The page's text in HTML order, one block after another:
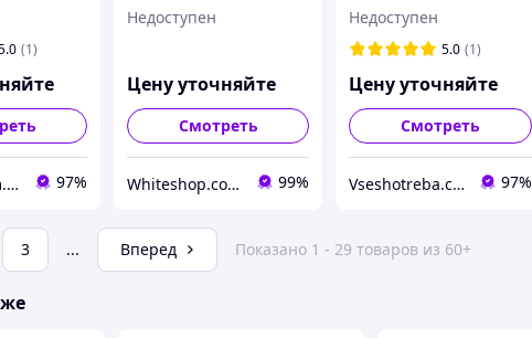
(1)
Broshop.com.ua 97%
пляжного зонтика
Недоступен
Цену уточняйте
Смотреть
Whiteshop.com.ua 99%
пляжного зонтика
V_1619
Недоступен
5.0 (1)
Цену уточняйте
Смотреть
Vseshotreba.com.ua 97%
3 ... Вперед Показано 1 - 29 товаров из 60+